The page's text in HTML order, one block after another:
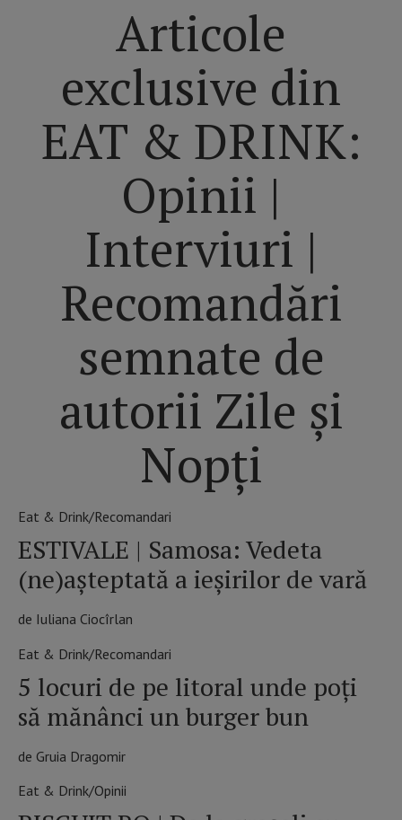
Articole
exclusive din
EAT & DRINK:
Opinii |
Interviuri |
Recomandări
semnate de
autorii Zile și
Nopți
Eat & Drink/Recomandari
ESTIVALE | Samosa: Vedeta
(ne)așteptată a ieșirilor de vară
de Iuliana Ciocîrlan
Eat & Drink/Recomandari
5 locuri de pe litoral unde poți
să mănânci un burger bun
de Gruia Dragomir
Eat & Drink/Opinii